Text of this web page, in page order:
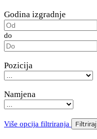
Godina izgradnje
do
Pozicija
Namjena
Više opcija filtriranja Filtriraj